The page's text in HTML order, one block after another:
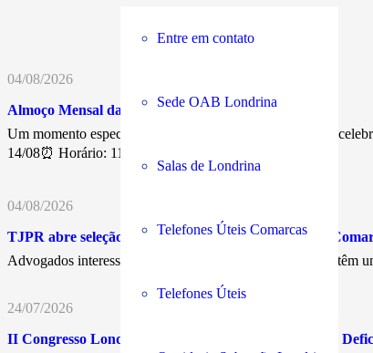
Entre em contato
Sede OAB Londrina
Salas de Londrina
Telefones Úteis Comarcas
Telefones Úteis
04/08/2026
Almoço Mensal da Advocacia
Um momento especial de confraternização, networking e
14/08⏰ Horário: 11h30💰…
04/08/2026
TJPR abre seleção para Juiz Leigo Remunerado na
Advogados interessados em atuar nos Juizados Especiais
24/07/2026
II Congresso Londrinense dos Direitos da Pessoa com